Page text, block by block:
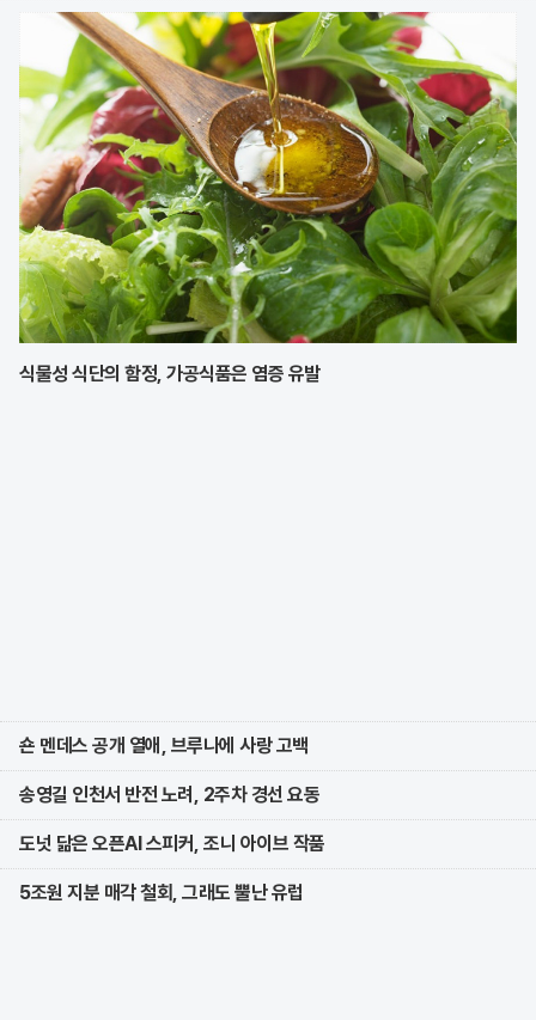
을 보였으나, 최종적으로 구단과
식물성 식단의 함정, 가공식품은 염증 유발
숀 멘데스 공개 열애, 브루나에 사랑 고백
송영길 인천서 반전 노려, 2주차 경선 요동
도넛 닮은 오픈AI 스피커, 조니 아이브 작품
5조원 지분 매각 철회, 그래도 뿔난 유럽